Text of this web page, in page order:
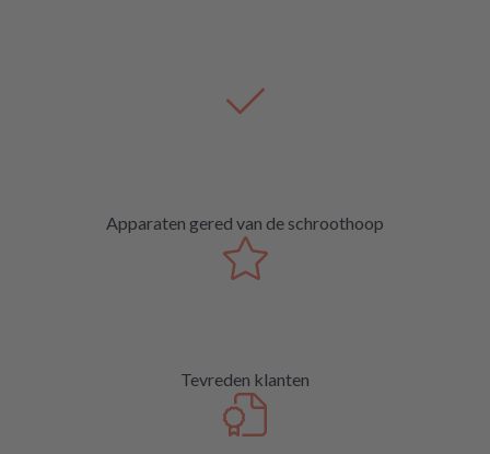
Apparaten gered van de schroothoop
Tevreden klanten